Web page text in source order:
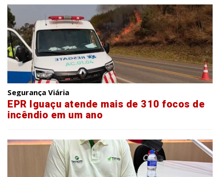
Segurança Viária
EPR Iguaçu atende mais de 310 focos de
incêndio em um ano